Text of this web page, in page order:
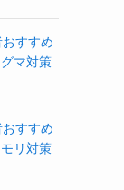
すすめ
マ対策
すすめ
リ対策